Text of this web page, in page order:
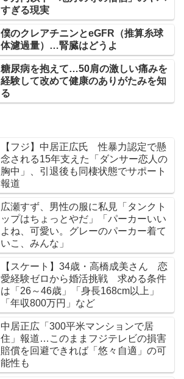
すぎる現実
僕のクレアチニンとeGFR（推算糸球
体濾過量）…腎臓はどうよ
糖尿病を抱えて…50肩の激しい痛みを
経験して改めて健康のありがたみを知
る
【フジ】中居正広氏 性暴力認定で懸
念される15年支えた「ダンサー恋人の
胸中」、引退後も同棲状態でサポート
報道
広瀬すず、男性の服に私見「タンクト
ップはちょっとやだ」「パーカーいい
よね、可愛い。グレーのパーカー着て
いこ、みんな」
【スケート】34歳・高橋成美さん 恋
愛経験ゼロから婚活挑戦 求める条件
は「26～46歳」「身長168cm以上」
「年収800万円」など
中居正広「300平米マンションで居
住」報道…このままフジテレビの損害
賠償を回避できれば「悠々自適」の可
能性も